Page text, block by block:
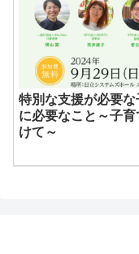
特別な支援が必要
に必要なこと～子
けて～